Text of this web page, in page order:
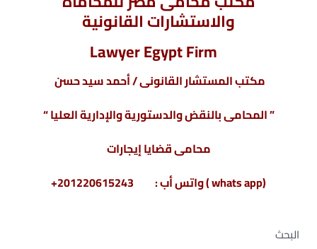
والاستشارات القانونية
مكتب المستشار القانونى / أحمد سيد حسن
” المحامى بالنقض والدستورية والإدارية العليا “
محامى قضايا إيجارات
(whats app ) واتس أب : 201220615243+
البحث